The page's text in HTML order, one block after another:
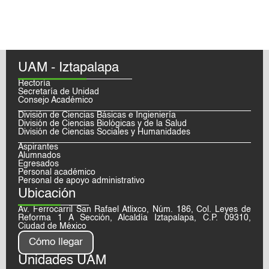
UAM - Iztapalapa
Rectoría
Secretaría de Unidad
Consejo Académico
División de Ciencias Básicas e Ingieniería
División de Ciencias Biológicas y de la Salud
División de Ciencias Sociales y Humanidades
Aspirantes
Alumnados
Egresados
Personal académico
Personal de apoyo administrativo
Ubicación
Av. Ferrocarril San Rafael Atlixco, Núm. 186, Col. Leyes de
Reforma 1 A Sección, Alcaldía Iztapalapa, C.P. 09310,
Ciudad de México
Cómo llegar
Unidades UAM